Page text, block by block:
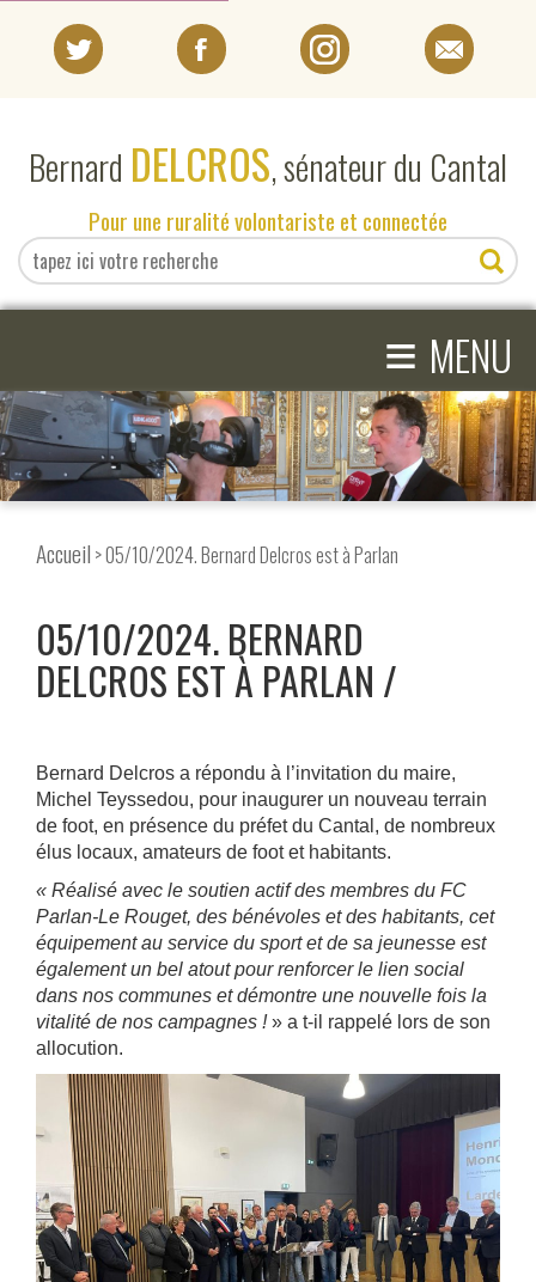
Bernard DELCROS, sénateur du Cantal
Pour une ruralité volontariste et connectée
≡ MENU
EN DIRECT DU SÉNAT
EN DIRECT DU CANTAL
COMPRENDRE LE SÉNAT
Accueil > 05/10/2024. Bernard Delcros est à Parlan
05/10/2024. BERNARD
DELCROS EST À PARLAN
Bernard Delcros a répondu à l’invitation du maire,
Michel Teyssedou, pour inaugurer un nouveau terrain
de foot, en présence du préfet du Cantal, de nombreux
élus locaux, amateurs de foot et habitants.
« Réalisé avec le soutien actif des membres du FC
Parlan-Le Rouget, des bénévoles et des habitants, cet
équipement au service du sport et de sa jeunesse est
également un bel atout pour renforcer le lien social
dans nos communes et démontre une nouvelle fois la
vitalité de nos campagnes !» a t-il rappelé lors de son
allocution.